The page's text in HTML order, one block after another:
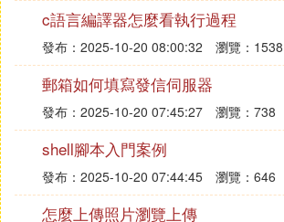
c語言編譯器怎麼看執行過程
發布：2025-10-20 08:00:32 瀏覽：1538
郵箱如何填寫發信伺服器
發布：2025-10-20 07:45:27 瀏覽：738
shell腳本入門案例
發布：2025-10-20 07:44:45 瀏覽：646
怎麼上傳照片瀏覽上傳